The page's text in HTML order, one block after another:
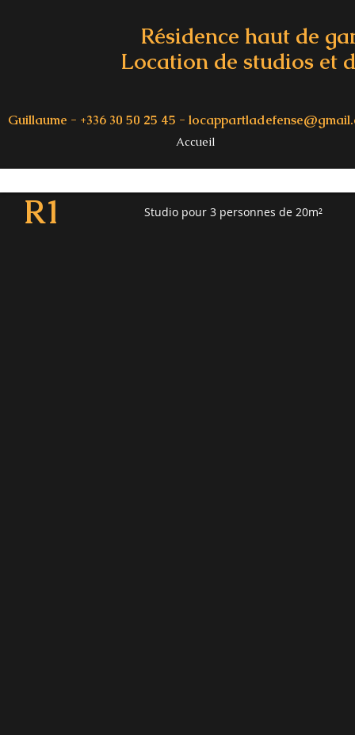
Résidence haut de
Location de studios et
Guillaume - +336 30 50 25 45 -
Accueil
R1 Studio pour 3 personnes de 20m²